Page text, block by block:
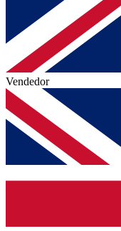
Vendedor